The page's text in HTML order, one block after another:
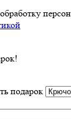
подарок